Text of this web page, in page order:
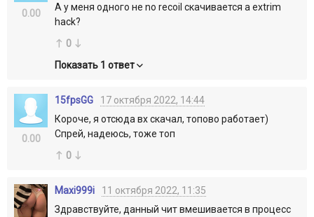
0.00
А у меня одного не no recoil скачивается а extrim
hack?
0
Показать 1 ответ
0.00
15fpsGG
17 октября 2022, 14:44
Короче, я отсюда вх скачал, топово работает)
Спрей, надеюсь, тоже топ
0
Maxi999i
11 октября 2022, 11:35
Здравствуйте, данный чит вмешивается в процесс